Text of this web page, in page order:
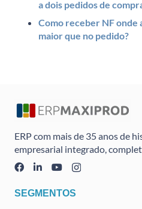
a dois pedidos de
Como receber NF onde
maior que no pedido?
ERP com mais de 35 anos de
empresarial integrado,
SEGMENTOS